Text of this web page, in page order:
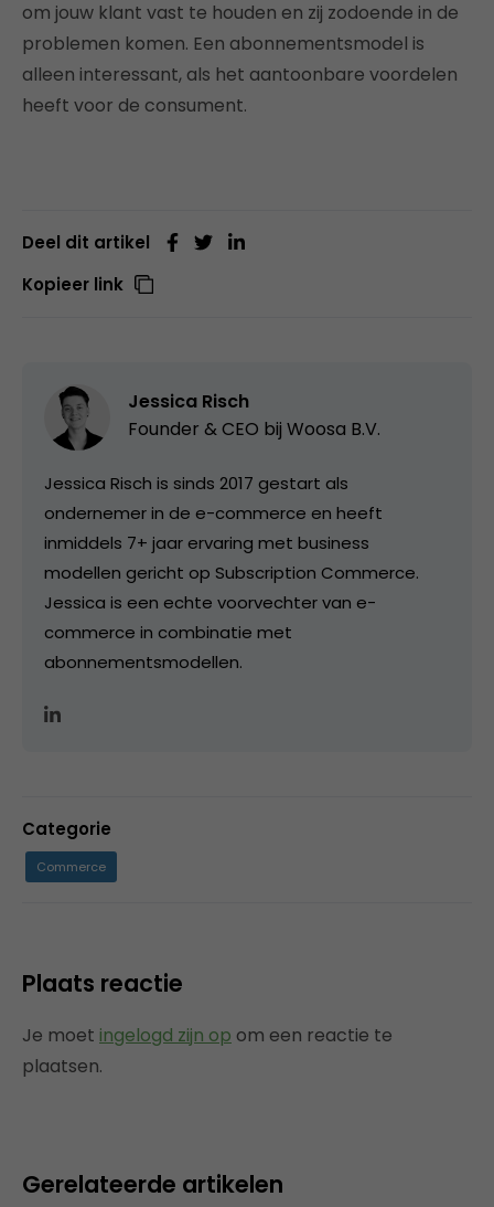
om jouw klant vast te houden en zij zodoende in de
problemen komen. Een abonnementsmodel is
alleen interessant, als het aantoonbare voordelen
heeft voor de consument.
Deel dit artikel
Kopieer link
Jessica Risch
Founder & CEO bij Woosa B.V.
Jessica Risch is sinds 2017 gestart als
ondernemer in de e-commerce en heeft
inmiddels 7+ jaar ervaring met business
modellen gericht op Subscription Commerce.
Jessica is een echte voorvechter van e-
commerce in combinatie met
abonnementsmodellen.
Categorie
Commerce
Plaats reactie
Je moet ingelogd zijn op om een reactie te
plaatsen.
Gerelateerde artikelen